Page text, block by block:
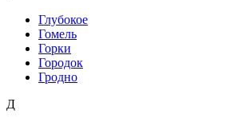
Глубокое
Гомель
Горки
Городок
Гродно
Д